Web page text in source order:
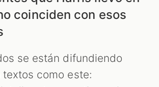
coinciden con esos
se están difundiendo
como este: